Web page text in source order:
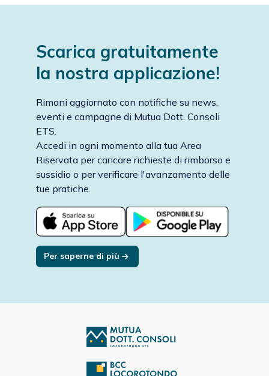
Scarica gratuitamente
la nostra applicazione!
Rimani aggiornato con notifiche su news,
eventi e campagne di Mutua Dott. Consoli
ETS.
Accedi in ogni momento alla tua Area
Riservata per caricare richieste di rimborso e
sussidio o per verificare l'avanzamento delle
tue pratiche.
Per saperne di più